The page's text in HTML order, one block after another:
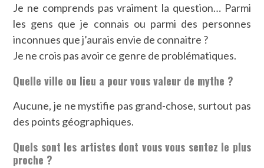
Je ne comprends pas vraiment la question… Parmi
les gens que je connais ou parmi des personnes
inconnues que j’aurais envie de connaitre ?
Je ne crois pas avoir ce genre de problématiques.
Quelle ville ou lieu a pour vous valeur de mythe ?
Aucune, je ne mystifie pas grand-chose, surtout pas
des points géographiques.
Quels sont les artistes dont vous vous sentez le plus
proche ?